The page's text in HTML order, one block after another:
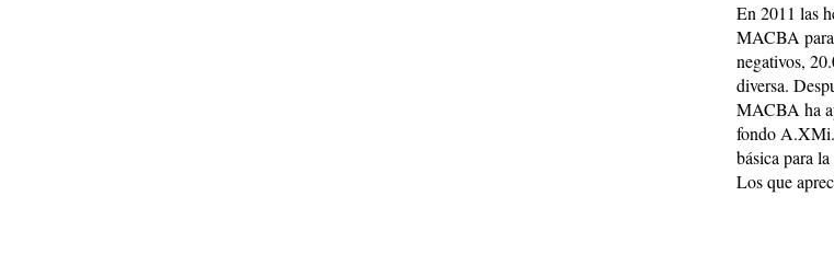
En 2011 las
MACBA
negativos,
diversa.
MACBA ha
fondo A.XMi.
básica para
Los que